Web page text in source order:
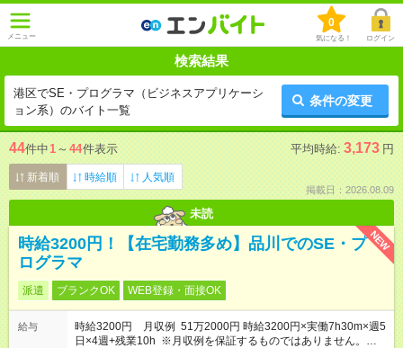
メニュー
0
気になる！ ログイン
検索結果
港区でSE・プログラマ（ビジネスアプリケーシ
ョン系）のバイト一覧
条件の変更
44件中1 ～ 44件表示 平均時給: 3,173 円
新着順 時給順 人気順
掲載日：2026.08.09
未読
NEW
時給3200円！【在宅勤務多め】品川でのSE・プ
ログラマ
派遣 ブランクOK WEB登録・面接OK
給与
時給3200円 月収例 51万2000円 時給3200円×実働7h30m×週5
日×4週+残業10h ※月収例を保証するものではありません。※給